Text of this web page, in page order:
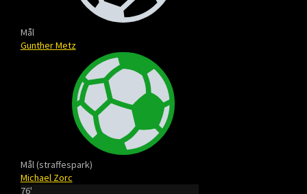
Mål
Gunther Metz
Mål (straffespark)
Michael Zorc
76'